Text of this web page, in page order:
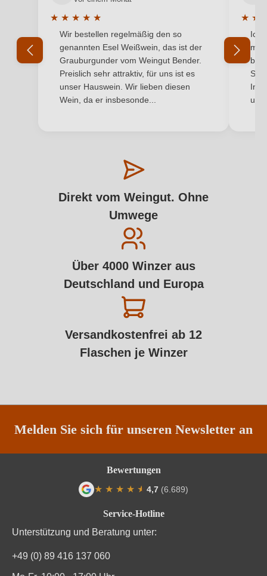
★ ★ ★ ★ ★
Durchschnittliche Bewertung von 5 von 5 Sternen
Wir bestellen regelmäßig den so
genannten Esel Weißwein, das ist der
Grauburgunder vom Weingut Bender.
Preislich sehr attraktiv, für uns ist es
unser Hauswein. Wir lieben diesen
Wein, da er insbesonde...
★ ★
Ich
mit
und
Direkt vom Weingut. Ohne
Umwege
Über 4000 Winzer aus
Deutschland und Europa
Versandkostenfrei ab 12
Flaschen je Winzer
Melden Sie sich für unseren Newsletter an
Service-Hotline
Unterstützung und Beratung unter:
+49 (0) 89 416 137 060
Bewertungen
★ ★ ★ ★ ★
★ 4,7 (6.689)